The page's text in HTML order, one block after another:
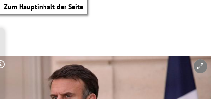
Zum Hauptinhalt der Seite
Copyright-Hinweis öffnen/schließen